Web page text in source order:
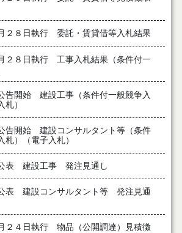
２８日執行 委託・賃貸借等入札結果
２８日執行 工事入札結果（条件付一
告開始 建設工事（条件付一般競争入
札）
告開始 建設コンサルタント等（条件
札）（電子入札）
表 建設工事 発注見通し
表 建設コンサルタント等 発注見通
２４日執行 物品（公開調達）見積徴